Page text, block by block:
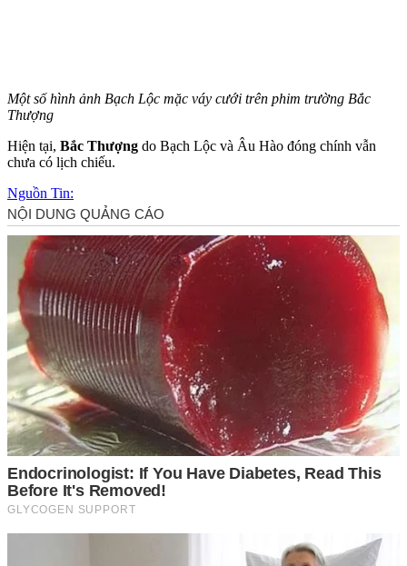
Một số hình ảnh Bạch Lộc mặc váy cưới trên phim trường Bắc
Thượng
Hiện tại, Bắc Thượng do Bạch Lộc và Âu Hào đóng chính vẫn
chưa có lịch chiếu.
Nguồn Tin: